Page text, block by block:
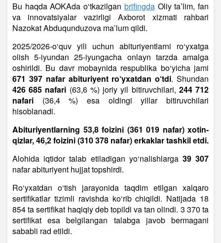
Bu haqda AOKAda o‘tkazilgan brifingdaOliy ta’lim, fan
va innovatsiyalar vazirligi Axborot xizmati rahbari
Nazokat Abduqunduzova ma’lum qildi.
2025/2026-o‘quv yili uchun abituriyentlarni ro‘yxatga
olish 5-iyundan 25-iyungacha onlayn tarzda amalga
oshirildi. Bu davr mobaynida respublika bo‘yicha jami
671 397 nafar abituriyent ro‘yxatdan o‘tdi. Shundan
426 685 nafari (63,6 %) joriy yil bitiruvchilari, 244 712
nafari (36,4 %) esa oldingi yillar bitiruvchilari
hisoblanadi.
Abituriyentlarning 53,8 foizini (361 019 nafar) xotin-
qizlar, 46,2 foizini (310 378 nafar) erkaklar tashkil etdi.
Alohida iqtidor talab etiladigan yo‘nalishlarga 39 307
nafar abituriyent hujjat topshirdi.
Ro‘yxatdan o‘tish jarayonida taqdim etilgan xalqaro
sertifikatlar tizimli ravishda ko‘rib chiqildi. Natijada 18
854 ta sertifikat haqiqiy deb topildi va tan olindi. 3 370 ta
sertifikat esa belgilangan talabga javob bermagani
sababli rad etildi.